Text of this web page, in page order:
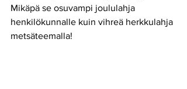
Mikäpä se osuvampi joululahja
henkilökunnalle kuin vihreä herkkulahja
metsäteemalla!